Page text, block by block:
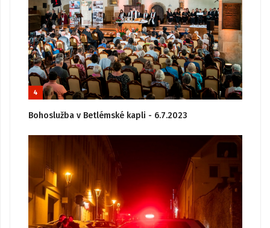
4
Bohoslužba v Betlémské kapli - 6.7.2023